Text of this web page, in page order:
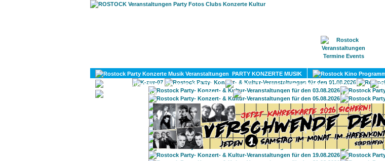
PARTY KONZERTE MUSIK
KULTUR
LITERATUR
DIVERSES
UMLAND